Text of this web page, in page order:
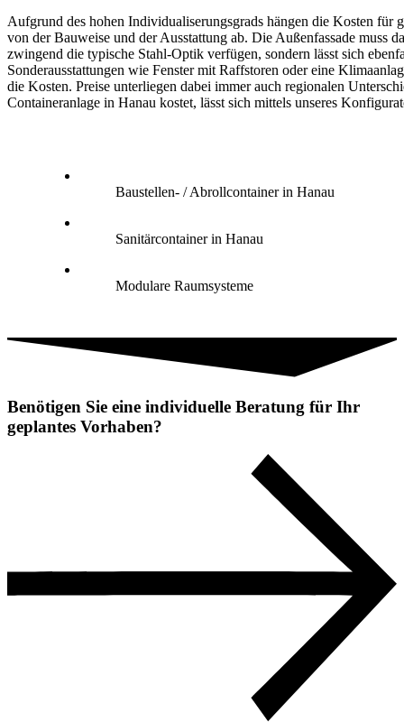
Aufgrund des hohen Individualiserungsgrads hängen die Kosten für
von der Bauweise und der Ausstattung ab. Die Außenfassade muss
zwingend die typische Stahl-Optik verfügen, sondern lässt sich
Sonderausstattungen wie Fenster mit Raffstoren oder eine
die Kosten. Preise unterliegen dabei immer auch regionalen
Containeranlage in Hanau kostet, lässt sich mittels unseres
Baustellen- / Abrollcontainer in Hanau
Sanitärcontainer in Hanau
Modulare Raumsysteme
Benötigen Sie eine individuelle Beratung für Ihr
geplantes Vorhaben?